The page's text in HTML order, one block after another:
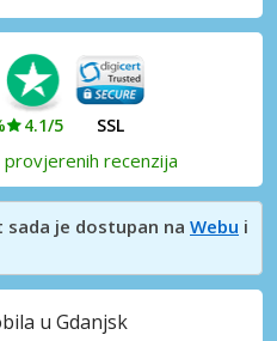
4.1/5 SSL
provjerenih recenzija
sada je dostupan na Webu i
u Gdanjsk